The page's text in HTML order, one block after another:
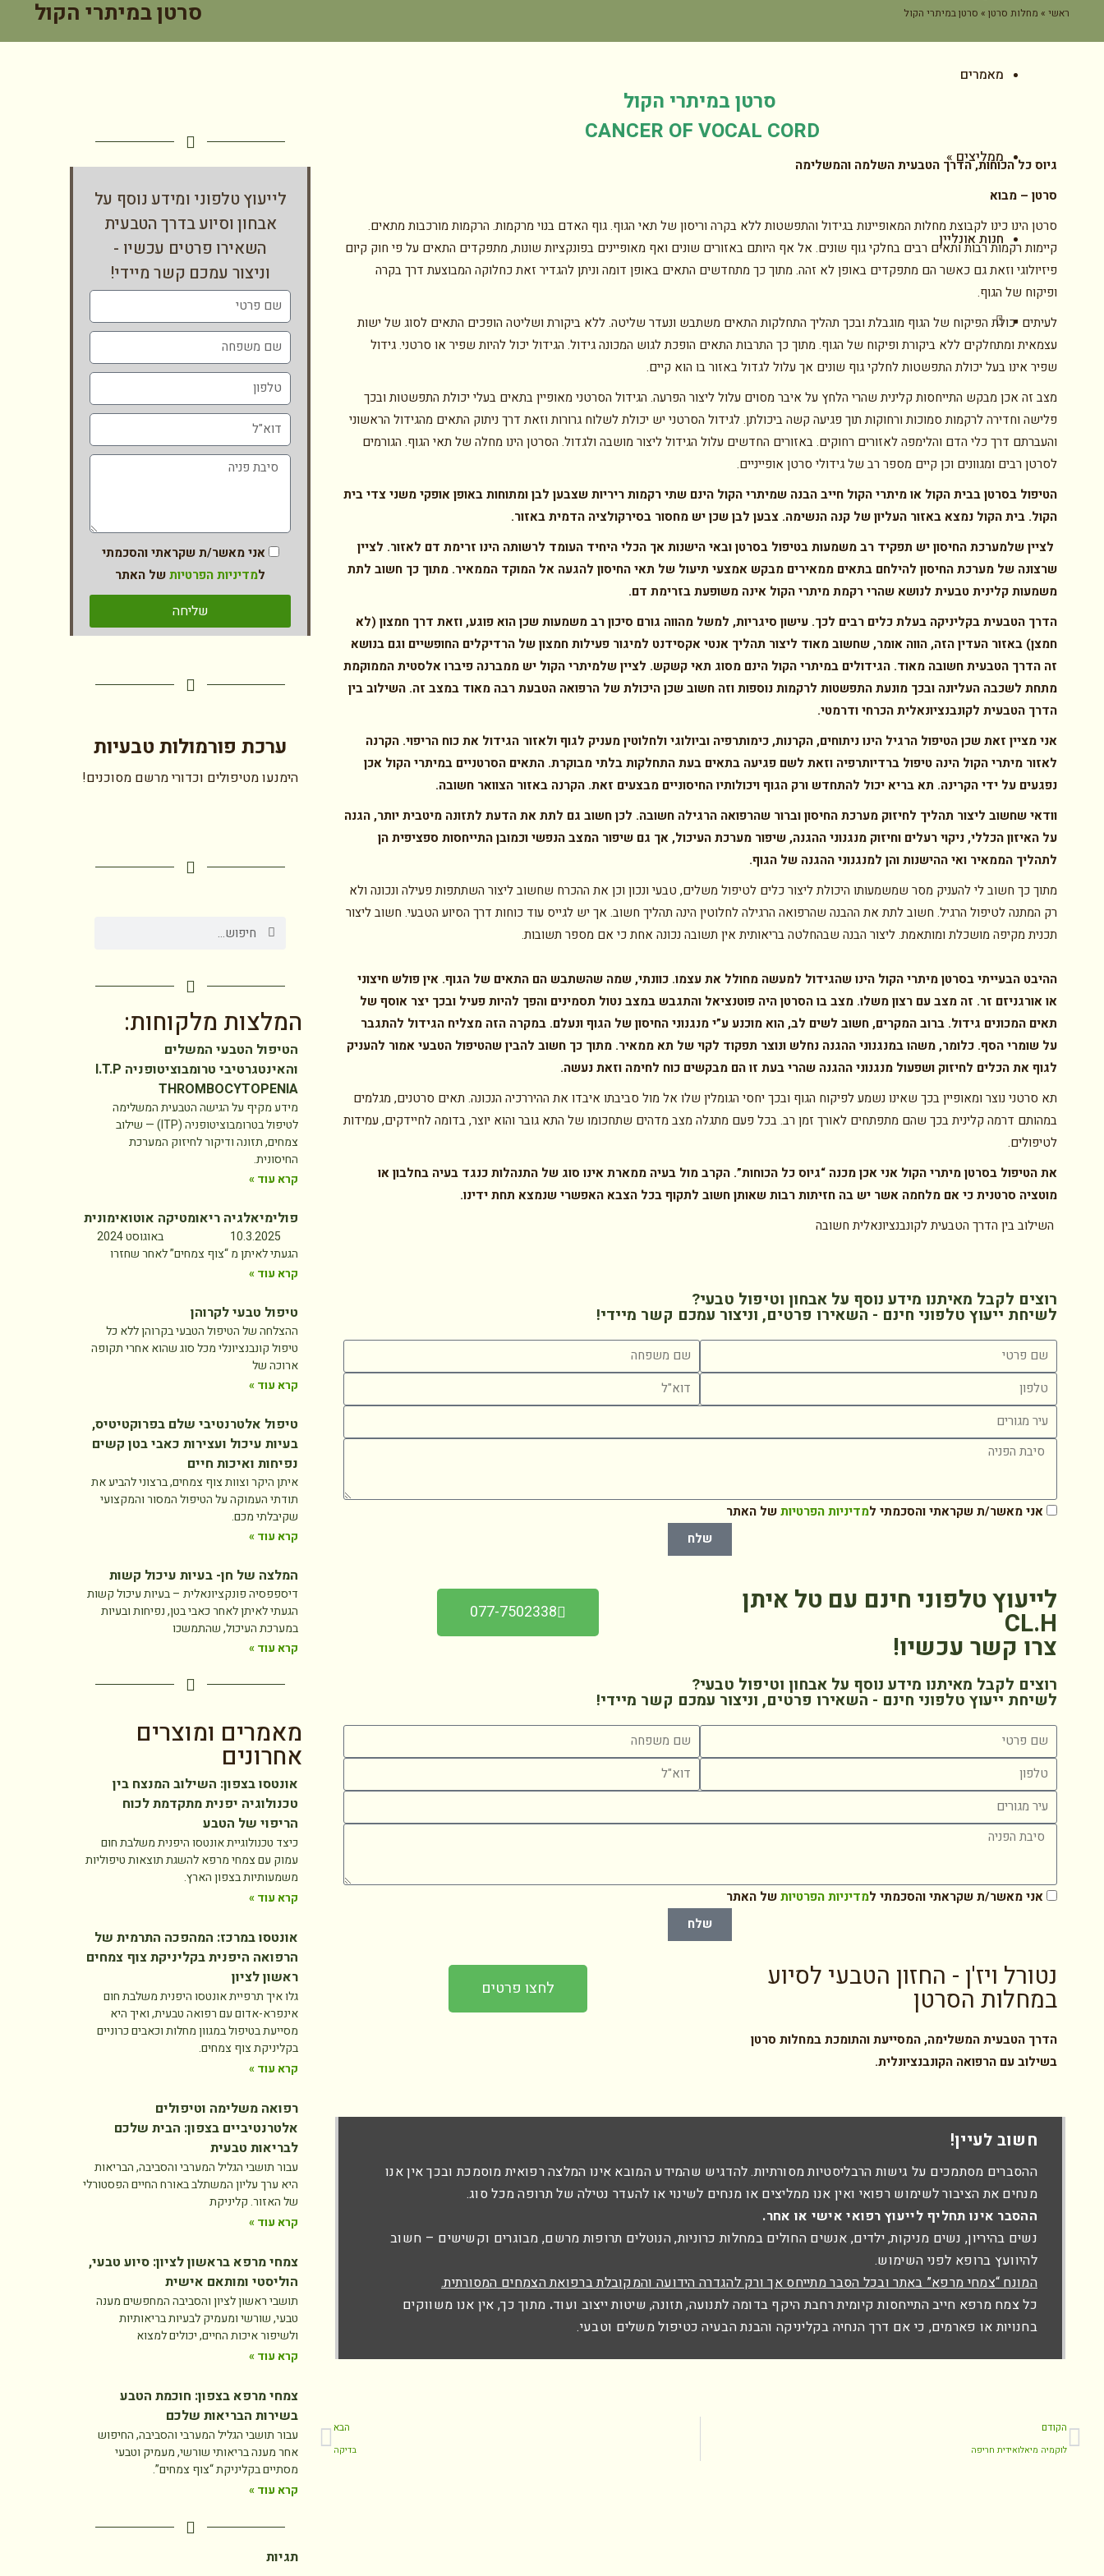
מאמרים
ממליצים »
חנות אונליין
סרטן במיתרי הקול ראשי » מחלות סרטן » סרטן במיתרי הקול
סרטן במיתרי הקול
CANCER OF VOCAL CORD
גיוס כל הכוחות, הדרך הטבעית השלמה והמשלימה
סרטן – מבוא
סרטן הינו כינו לקבוצת מחלות המאופיינות בגידול והתפשטות ללא בקרה וריסון של תאי הגוף. גוף האדם בנוי מרקמות. הרקמות מורכבות מתאים.
קיימות רקמות רבות ותאים רבים בחלקי גוף שונים. אל אף היותם באזורים שונים ואף מאופיינים בפונקציות שונות, מתפקדים התאים על פי חוק קיום
פיזיולוגי וזאת גם כאשר הם מתפקדים באופן לא זהה. מתוך כך מתחדשים התאים באופן דומה וניתן להגדיר זאת כחלוקה המבוצעת דרך בקרה
ופיקוח של הגוף.
לעיתים יכולת הפיקוח של הגוף מוגבלת ובכך תהליך התחלקות התאים משתבש ונעדר שליטה. ללא ביקורת ושליטה הופכים התאים לסוג של ישות
עצמאית ומתחלקים ללא ביקורת ופיקוח של הגוף. מתוך כך התרבות התאים הופכת לגוש המכונה גידול. הגידול יכול להיות שפיר או סרטני. גידול
שפיר אינו בעל יכולת התפשטות לחלקי גוף שונים אך עלול לגדול באזור בו הוא קיים.
מצב זה אכן מבקש התייחסות קלינית שהרי הלחץ על איבר מסוים עלול ליצור הפרעה. הגידול הסרטני מאופיין בתאים בעלי יכולת התפשטות ובכך
פלישה וחדירה לרקמות סמוכות ורחוקות תוך פגיעה קשה ביכולתן. לגידול הסרטני יש יכולת לשלוח גרורות וזאת דרך ניתוק התאים מהגידול הראשוני
והעברתם דרך כלי הדם והלימפה לאזורים רחוקים. באזורים החדשים עלול הגידול ליצור מושבה ולגדול. הסרטן הינו מחלה של תאי הגוף. הגורמים
לסרטן רבים ומגוונים וכן קיים מספר רב של גידולי סרטן אופייניים.
הטיפול בסרטן בבית הקול או מיתרי הקול חייב הבנה שמיתרי הקול הינם שתי רקמות ריריות שצבען לבן ומתוחות באופן אופקי משני צדי בית
הקול. בית הקול נמצא באזור העליון של קנה הנשימה. צבען לבן שכן יש מחסור בסירקולציה הדמית באזור.
לציין שלמערכת החיסון יש תפקיד רב משמעות בטיפול בסרטן ובאי הישנות אך הכלי היחיד העומד לרשותה הינו זרימת דם לאזור. לציין
שרצונה של מערכת החיסון להילחם בתאים ממאירים מבקש אמצעי תיעול של תאי החיסון להגעה אל המוקד הממאיר. מתוך כך חשוב לתת
משמעות קלינית טבעית לנושא שהרי רקמת מיתרי הקול אינה משופעת בזרימת דם.
הדרך הטבעית בקליניקה בעלת כלים רבים לכך. עישון סיגריות, למשל מהווה גורם סיכון רב משמעות שכן הוא פוגע, וזאת דרך חמצון (לא
חמצן) באזור העדין הזה, הווה אומר, שחשוב מאוד ליצור תהליך אנטי אקסידנט למיגור פעילות חמצון של הרדיקלים החופשיים וגם בנושא
זה הדרך הטבעית חשובה מאוד. הגידולים במיתרי הקול הינם מסוג תאי קשקש. לציין שלמיתרי הקול יש ממברנה פיברו אלסטית הממוקמת
מתחת לשכבה העליונה ובכך מונעת התפשטות לרקמות נוספות וזה חשוב שכן היכולת של הרפואה הטבעת רבה מאוד במצב זה. השילוב בין
הדרך הטבעית לקונבנציונאלית הכרחי ודרמטי.
אני מציין זאת שכן הטיפול הרגיל הינו ניתוחים, הקרנות, כימותרפיה וביולוגי ולחלוטין מעניק לגוף ולאזור הגידול את כוח הריפוי. הקרנה
לאזור מיתרי הקול הינה טיפול ברדיותרפיה וזאת לשם פגיעה בתאים בעת התחלקות בלתי מבוקרת. התאים הסרטניים במיתרי הקול אכן
נפגעים על ידי הקרינה. תא בריא יכול להתחדש ורק הגוף ויכולותיו החיסוניים מבצעים זאת. הקרנה באזור הצוואר חשובה.
וודאי שחשוב ליצור תהליך לחיזוק מערכת החיסון וברור שהרפואה הרגילה חשובה. לכן חשוב גם לתת את הדעת לתזונה מיטבית יותר, הגנה
על האיזון הכללי, ניקוי רעלים וחיזוק מנגנוני ההגנה, שיפור מערכת העיכול, אך גם שיפור המצב הנפשי וכמובן התייחסות ספציפית הן
לתהליך הממאיר ואי ההישנות והן למנגנוני ההגנה של הגוף.
מתוך כך חשוב לי להעניק מסר שמשמעותו היכולת ליצור כלים לטיפול משלים, טבעי ונכון וכן את ההכרח שחשוב ליצור השתתפות פעילה ונכונה ולא
רק המתנה לטיפול הרגיל. חשוב לתת את ההבנה שהרפואה הרגילה לחלוטין הינה תהליך חשוב. אך יש לגייס עוד כוחות דרך הסיוע הטבעי. חשוב ליצור
תכנית מקיפה מושכלת ומותאמת. ליצור הבנה שבהחלטה בריאותית אין תשובה נכונה אחת כי אם מספר תשובות.
ההיבט הבעייתי בסרטן מיתרי הקול הינו שהגידול למעשה מחולל את עצמו. כוונתי, שמה שהשתבש הם התאים של הגוף. אין פולש חיצוני
או אורגניזם זר. זה מצב עם רצון משלו. מצב בו הסרטן היה פוטנציאל והתגבש במצב נטול תסמינים והפך להיות פעיל ובכך יצר אוסף של
תאים המכונים גידול. ברוב המקרים, חשוב לשים לב, הוא מוכנע ע”י מנגנוני החיסון של הגוף ונעלם. במקרה הזה מצליח הגידול להתגבר
על שומרי הסף. כלומר, משהו במנגנוני ההגנה נחלש ונוצר תפקוד לקוי של תא ממאיר. מתוך כך חשוב להבין שהטיפול הטבעי אמור להעניק
לגוף את הכלים לחיזוק ושפעול מנגנוני ההגנה שהרי בעת זו הם מבקשים כוח לחימה וזאת נעשה.
תא סרטני נוצר ומאופיין בכך שאינו נשמע לפיקוח הגוף ובכך יחסי הגומלין שלו אל מול סביבתו איבדו את ההיררכיה הנכונה. תאים סרטנים, מגלמים
במהותם דרמה קלינית בכך שהם מתפתחים לאורך זמן רב. בכל פעם מתגלה מצב מדהים שתחכומו של התא גובר והוא יוצר, בדומה לחיידקים, עמידות
לטיפולים.
את הטיפול בסרטן מיתרי הקול אני אכן מכנה “גיוס כל הכוחות”. הקרב מול בעיה ממארת אינו סוג של התנהלות כנגד בעיה בחלבון או
מוטציה סרטנית כי אם מלחמה אשר יש בה חזיתות רבות שאותן חשוב לתקוף בכל הצבא האפשרי שנמצא תחת ידינו.
השילוב בין הדרך הטבעית לקונבנציונאלית חשובה
רוצים לקבל מאיתנו מידע נוסף על אבחון וטיפול טבעי?
לשיחת ייעוץ טלפוני חינם - השאירו פרטים, וניצור עמכם קשר מיידי!
אני מאשר/ת שקראתי והסכמתי למדיניות הפרטיותשל האתר
שלח
לייעוץ טלפוני חינם עם טל איתן
CL.H
צרו קשר עכשיו!
077-7502338
רוצים לקבל מאיתנו מידע נוסף על אבחון וטיפול טבעי?
לשיחת ייעוץ טלפוני חינם - השאירו פרטים, וניצור עמכם קשר מיידי!
אני מאשר/ת שקראתי והסכמתי למדיניות הפרטיותשל האתר
שלח
נטורל ויז'ן - החזון הטבעי לסיוע
במחלות הסרטן
הדרך הטבעית המשלימה, המסייעת והתומכת במחלות סרטן
בשילוב עם הרפואה הקונבנציונלית.
לחצו פרטים
חשוב לעיין!
ההסברים מסתמכים על גישות הרבליסטיות מסורתיות. להדגיש שהמידע המובא אינו המלצה רפואית מוסמכת ובכך אין אנו
מנחים את הציבור לשימוש רפואי ואין אנו ממליצים או מנחים לשינוי או להעדר נטילה של תרופה מכל סוג.
ההסבר אינו תחליף לייעוץ רפואי אישי או אחר.
נשים בהיריון, נשים מניקות, ילדים, אנשים החולים במחלות כרוניות, הנוטלים תרופות מרשם, מבוגרים וקשישים – חשוב
להיוועץ ברופא לפני השימוש.
המונח “צמחי מרפא” באתר ובכל הסבר מתייחס אך ורק להגדרה הידועה והמקובלת ברפואת הצמחים המסורתית.
כל צמח מרפא חייב התייחסות קיומית רחבת היקף בדומה לתנועה, תזונה, שיטות ייצוב ועוד. מתוך כך, אין אנו משווקים
בחנויות או פארמים, כי אם דרך הנחיה בקליניקה והבנת הבעיה כטיפול משלים וטבעי.
הקודם
לוקמיה מיאלואידית חריפה
הבא
בדיקה
לייעוץ טלפוני ומידע נוסף על
אבחון וסיוע בדרך הטבעית
השאירו פרטים עכשיו -
וניצור עמכם קשר מיידי!
אני מאשר/ת שקראתי והסכמתי
למדיניות הפרטיותשל האתר
שליחה
ערכת פורמולות טבעיות
הימנעו מטיפולים וכדורי מרשם מסוכנים!
המלצות מלקוחות:
הטיפול הטבעי המשלים
והאינטגרטיבי טרומבוציטופניה I.T.P
THROMBOCYTOPENIA
מידע מקיף על הגישה הטבעית המשלימה
לטיפול בטרומבוציטופניה (ITP) — שילוב
צמחים, תזונה ודיקור לחיזוק המערכת
החיסונית.
קרא עוד »
פולימיאלגיה ריאומטיקה אוטואימונית
10.3.2025 באוגוסט 2024
הגעתי לאיתן מ “צוף צמחים” לאחר שחזרו
קרא עוד »
טיפול טבעי לקרוהן
ההצלחה של הטיפול הטבעי בקרוהן ללא כל
טיפול קונבנציונלי מכל סוג שהוא אחרי תקופה
ארוכה של
קרא עוד »
טיפול אלטרנטיבי שלם בפרוקטיטיס,
בעיות עיכול ועצירות כאבי בטן קשים
נפיחות ואיכות חיים
איתן היקר וצוות צוף צמחים, ברצוני להביע את
תודתי העמוקה על הטיפול המסור והמקצועי
שקיבלתי מכם.
קרא עוד »
המלצה של חן- בעיות עיכול קשות
דיספפסיה פונקציונאלית – בעיות עיכול קשות
הגעתי לאיתן לאחר כאבי בטן, נפיחות ובעיות
במערכת העיכול, שהתמשכו
קרא עוד »
מאמרים ומוצרים
אחרונים
אונטסו בצפון: השילוב המנצח בין
טכנולוגיה יפנית מתקדמת לכוח
הריפוי של הטבע
כיצד טכנולוגיית אונטסו היפנית משלבת חום
עמוק עם צמחי מרפא להשגת תוצאות טיפוליות
משמעותיות בצפון הארץ.
קרא עוד »
אונטסו במרכז: המהפכה התרמית של
הרפואה היפנית בקליניקת צוף צמחים
ראשון לציון
גלו איך תרפיית אונטסו היפנית משלבת חום
אינפרא-אדום עם רפואה טבעית, ואיך היא
מסייעת בטיפול במגוון מחלות וכאבים כרוניים
בקליניקת צוף צמחים.
קרא עוד »
רפואה משלימה וטיפולים
אלטרנטיביים בצפון: הבית שלכם
לבריאות טבעית
עבור תושבי הגליל המערבי והסביבה, הבריאות
היא ערך עליון המשתלב באורח החיים הפסטורלי
של האזור. קליניקת
קרא עוד »
צמחי מרפא בראשון לציון: סיוע טבעי,
הוליסטי ומותאם אישית
תושבי ראשון לציון והסביבה המחפשים מענה
טבעי, שורשי ומעמיק לבעיות בריאותיות
ולשיפור איכות החיים, יכולים למצוא
קרא עוד »
צמחי מרפא בצפון: חוכמת הטבע
בשירות הבריאות שלכם
עבור תושבי הגליל המערבי והסביבה, החיפוש
אחר מענה בריאותי שורשי, מעמיק וטבעי
מסתיים בקליניקת “צוף צמחים”.
קרא עוד »
תגיות